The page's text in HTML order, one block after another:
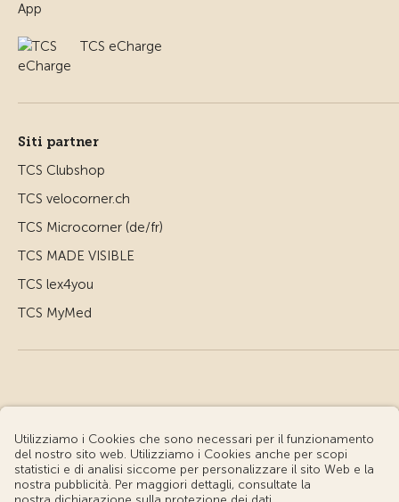
TCS eCharge
Siti partner
TCS Clubshop
TCS velocorner.ch
TCS Microcorner (de/fr)
TCS MADE VISIBLE
TCS lex4you
TCS MyMed